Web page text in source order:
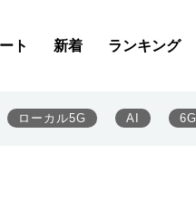
ト 新着 ランキング
ローカル5G AI 6G